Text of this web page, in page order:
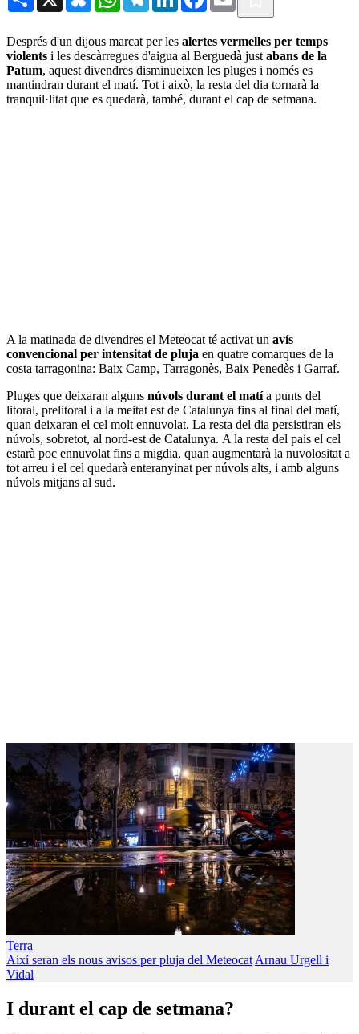
Després d'un dijous marcat per les alertes vermelles per temps
violents i les descàrregues d'aigua al Berguedà just abans de la
Patum, aquest divendres disminueixen les pluges i només es
mantindran durant el matí. Tot i això, la resta del dia tornarà la
tranquil·litat que es quedarà, també, durant el cap de setmana.
A la matinada de divendres el Meteocat té activat un avís
convencional per intensitat de pluja en quatre comarques de la
costa tarragonina: Baix Camp, Tarragonès, Baix Penedès i Garraf.
Pluges que deixaran alguns núvols durant el matía punts del
litoral, prelitoral i a la meitat est de Catalunya fins al final del matí,
quan deixaran el cel molt ennuvolat. La resta del dia persistiran els
núvols, sobretot, al nord-est de Catalunya. A la resta del país el cel
estarà poc ennuvolat fins a migdia, quan augmentarà la nuvolositat a
tot arreu i el cel quedarà enteranyinat per núvols alts, i amb alguns
núvols mitjans al sud.
Terra
Així seran els nous avisos per pluja del Meteocat Arnau Urgell i
Vidal
I durant el cap de setmana?